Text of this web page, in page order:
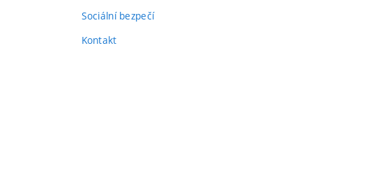
Sociální bezpečí
Kontakt